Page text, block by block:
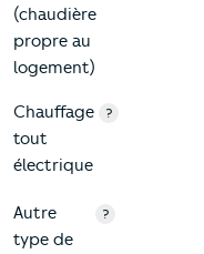
(chaudière
propre au
logement)
Chauffage
tout
électrique
?
Autre
type de
?